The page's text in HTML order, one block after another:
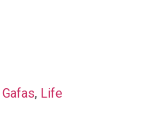
Gafas, Life